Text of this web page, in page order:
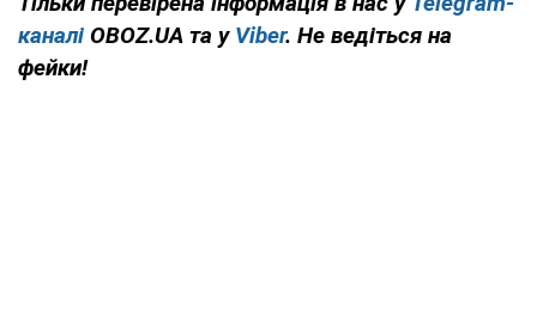
каналі OBOZ.UA та у Viber. Не ведіться на
фейки!